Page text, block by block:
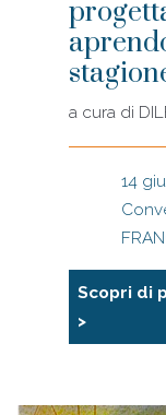
a cura di
14
Scopri di
>